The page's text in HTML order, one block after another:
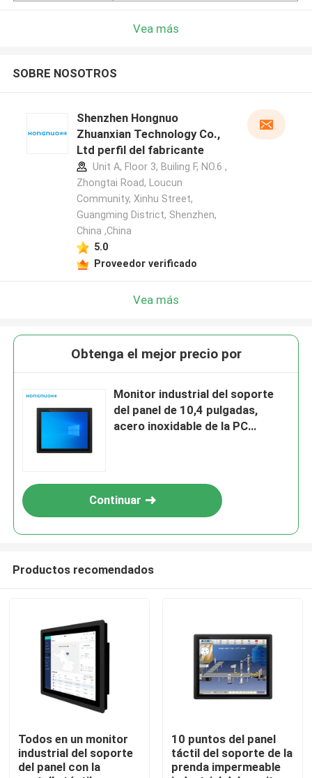
Inicio
Videos
Vea más
SOBRE NOSOTROS
Shenzhen Hongnuo
Zhuanxian Technology Co.,
Ltd perfil del fabricante
Unit A, Floor 3, Builing F, NO.6 ,
Zhongtai Road, Loucun
Community, Xinhu Street,
Guangming District, Shenzhen,
China ,China
5.0
Proveedor verificado
Vea más
Obtenga el mejor precio por
Monitor industrial del soporte
del panel de 10,4 pulgadas,
acero inoxidable de la PC
Continuar
Productos recomendados
Todos en un monitor
industrial del soporte
del panel con la
10 puntos del panel
táctil del soporte de la
prenda impermeable